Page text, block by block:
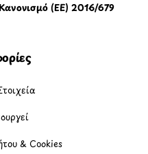
(ΕΕ) 2016/679
& Cookies